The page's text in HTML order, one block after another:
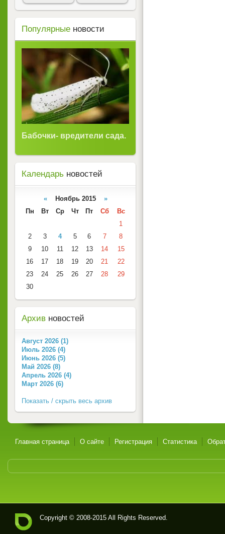
Популярные новости
Бабочки- вредители сада.
Календарь новостей
«Ноябрь 2015 »
Пн
Вт Ср Чт Пт Сб
Вс
1
2
3 4 5 6 7
8
9
10 11 12 13 14
15
16
17 18 19 20 21
22
23
24 25 26 27 28
29
30
Архив новостей
Август 2026 (1)
Июль 2026 (4)
Июнь 2026 (5)
Май 2026 (8)
Апрель 2026 (4)
Март 2026 (6)
Показать / скрыть весь архив
Главная страница О сайте Регистрация Статистика
Copyright © 2008-2015 All Rights Reserved.